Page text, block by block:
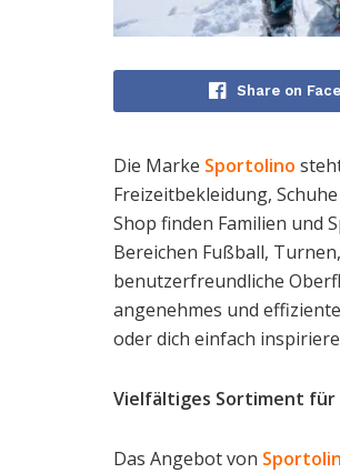
Share on
Die Marke Sportolino
Freizeitbekleidung,
Shop finden Familien und
Bereichen Fußball,
benutzerfreundliche
angenehmes und
oder dich einfach
Vielfältiges Sortiment für
Das Angebot von